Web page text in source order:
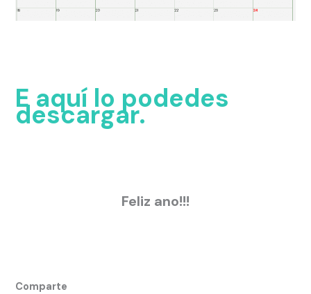
E aquí lo podedes
descargar.
Feliz ano!!!
Comparte